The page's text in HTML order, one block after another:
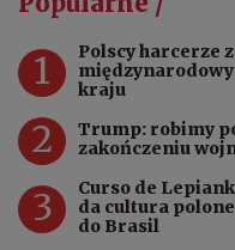
1
Polscy harcerze
kraju
2
Trump: robimy
zakończeniu
3
Curso de
da cultura
do Brasil